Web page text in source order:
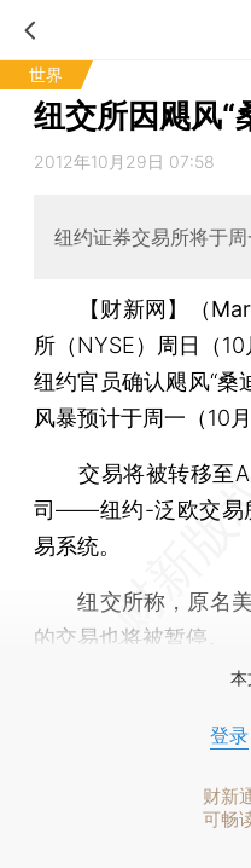
世界
纽交所因飓风“
2012年10月29日 07:58
纽约证券交易所将于
【财新网】（
所（NYSE）周日（
纽约官员确认飓风“桑
风暴预计于周一（10
交易将被转移至
司——纽约-泛欧交易
易系统。
纽交所称，原名美
的交易也将被暂停。
本
登录
财新
可畅